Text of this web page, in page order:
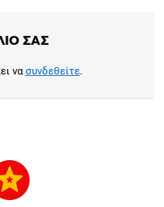
ΣΑΣ
να συνδεθείτε.